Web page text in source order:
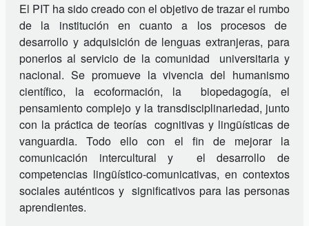
El PIT ha sido creado con el objetivo de trazar el rumbo
de la institución en cuanto a los procesos de
desarrollo y adquisición de lenguas extranjeras, para
ponerlos al servicio de la comunidad universitaria y
nacional. Se promueve la vivencia del humanismo
científico, la ecoformación, la biopedagogía, el
pensamiento complejo y la transdisciplinariedad, junto
con la práctica de teorías cognitivas y lingüísticas de
vanguardia. Todo ello con el fin de mejorar la
comunicación intercultural y el desarrollo de
competencias lingüístico-comunicativas, en contextos
sociales auténticos y significativos para las personas
aprendientes.